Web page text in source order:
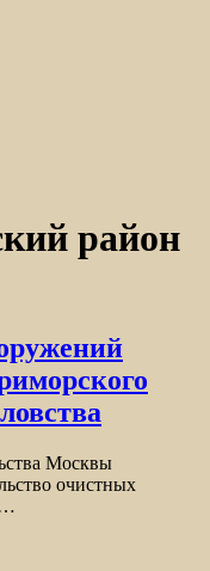
район
Москвы
очистных